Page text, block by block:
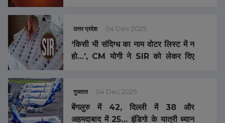
उत्तर प्रदेश 04 Dec 2025
‘किसी भी संदिग्ध का नाम वोटर लिस्ट में न
हो…’, CM योगी ने SIR को लेकर दिए
गुजरात 04 Dec 2025
बेंगलुरु में 42, दिल्ली में 38 और
अहमदाबाद में 25… इंडिगो के यात्री ध्यान